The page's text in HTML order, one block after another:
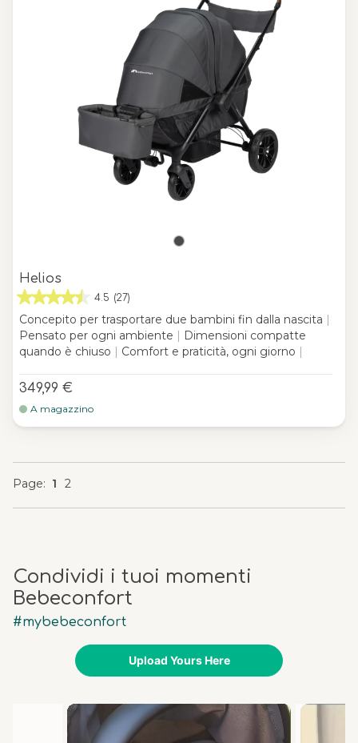
Helios
4.5 (27)
Concepito per trasportare due bambini fin dalla nascita |
Pensato per ogni ambiente | Dimensioni compatte
quando è chiuso | Comfort e praticità, ogni giorno |
349,99 €
A magazzino
Page You're currently reading page
1 Page
2
Condividi i tuoi momenti
Bebeconfort
#mybebeconfort
Upload Yours Here
Media Carousel
Carousel with product photos. Use the previous and next